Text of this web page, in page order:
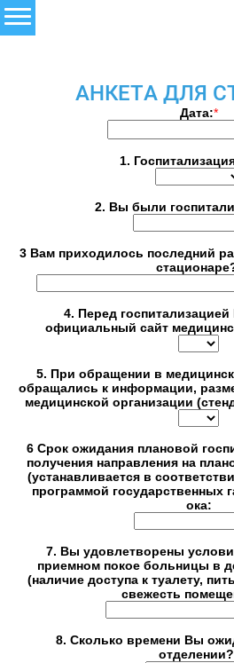
АНКЕТА ДЛЯ
Дата:*
1.
2. Вы были
3 Вам приходилось последний
4. Перед
официальный сайт
5. При обращении в
обращались к информации,
медицинской организации
6 Срок ожидания плановой
получения направления на
(устанавливается в
программой государственных
ока:
7. Вы удовлетворены
приемном покое больницы в
(наличие доступа к туалету,
свежесть
8. Сколько времени Вы